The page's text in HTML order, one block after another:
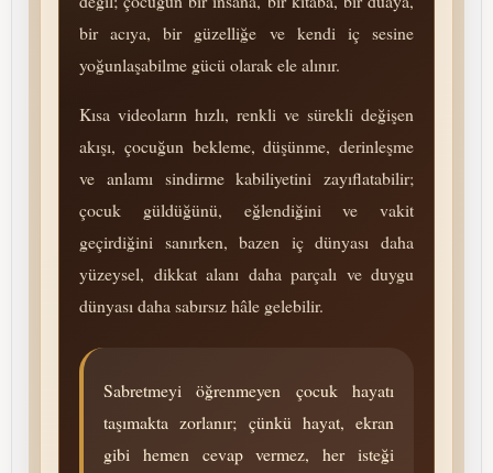
bir acıya, bir güzelliğe ve kendi iç sesine
yoğunlaşabilme gücü olarak ele alınır.
Kısa videoların hızlı, renkli ve sürekli değişen
akışı, çocuğun bekleme, düşünme, derinleşme
ve anlamı sindirme kabiliyetini zayıflatabilir;
çocuk güldüğünü, eğlendiğini ve vakit
geçirdiğini sanırken, bazen iç dünyası daha
yüzeysel, dikkat alanı daha parçalı ve duygu
dünyası daha sabırsız hâle gelebilir.
Sabretmeyi öğrenmeyen çocuk hayatı
taşımakta zorlanır; çünkü hayat, ekran
gibi hemen cevap vermez, her isteği